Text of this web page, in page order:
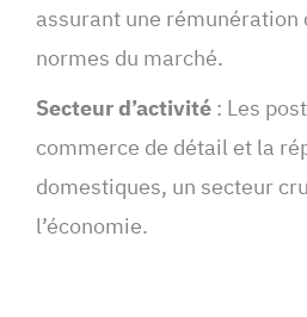
assurant une rémunération
normes du marché.
Secteur d’activité: Les
commerce de détail et la
domestiques, un secteur
l’économie.